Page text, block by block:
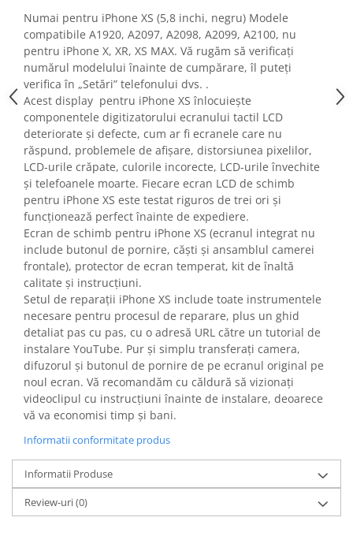
Fashion
Bijuterii
Ceasuri barbatesti
Ceasuri dama
Cutii, curele si accesorii ceasuri
Genti si accesorii barbati
Genti si accesorii femei
Imbracaminte barbati
Imbracaminte femei
Imbracaminte si Incaltaminte copii
Incaltaminte barbati
Incaltaminte femei
Ochelari de soare
Ochelari de vedere
Gaming, Carti & Birotica
Birotica & Papetarie
Console, Jocuri & Accesorii
Ingrijire personala & Cosmetice
Accesorii aparate de ras electrice
Accesorii aparate hair styling
Aparate & Accesorii ingrijire
Aparate cosmetice
Articole Sanatate si Wellness
Consumabile sanitare
Numai pentru iPhone XS (5,8 inchi, negru) Modele
compatibile A1920, A2097, A2098, A2099, A2100, nu
pentru iPhone X, XR, XS MAX. Vă rugăm să verificați
numărul modelului înainte de cumpărare, îl puteți
verifica în „Setări” telefonului dvs. .
Acest display pentru iPhone XS înlocuiește
componentele digitizatorului ecranului tactil LCD
deteriorate și defecte, cum ar fi ecranele care nu
răspund, problemele de afișare, distorsiunea pixelilor,
LCD-urile crăpate, culorile incorecte, LCD-urile învechite
și telefoanele moarte. Fiecare ecran LCD de schimb
pentru iPhone XS este testat riguros de trei ori și
funcționează perfect înainte de expediere.
Ecran de schimb pentru iPhone XS (ecranul integrat nu
include butonul de pornire, căști și ansamblul camerei
frontale), protector de ecran temperat, kit de înaltă
calitate și instrucțiuni.
Setul de reparații iPhone XS include toate instrumentele
necesare pentru procesul de reparare, plus un ghid
detaliat pas cu pas, cu o adresă URL către un tutorial de
instalare YouTube. Pur și simplu transferați camera,
difuzorul și butonul de pornire de pe ecranul original pe
noul ecran. Vă recomandăm cu căldură să vizionați
videoclipul cu instrucțiuni înainte de instalare, deoarece
vă va economisi timp și bani.
Informatii conformitate produs
Informatii Produse
Review-uri(0)